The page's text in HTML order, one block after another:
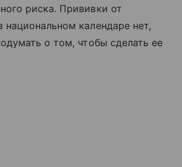
риска. Прививки от
национальном календаре нет,
о том, чтобы сделать ее